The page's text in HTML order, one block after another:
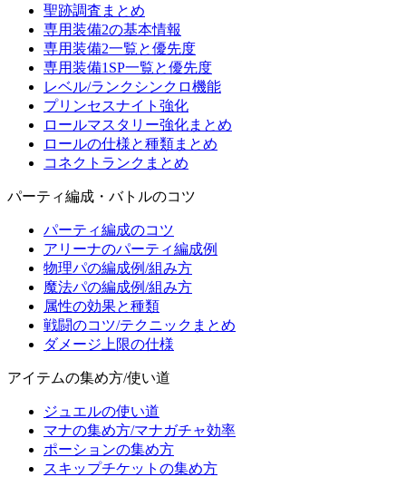
聖跡調査まとめ
専用装備2の基本情報
専用装備2一覧と優先度
専用装備1SP一覧と優先度
レベル/ランクシンクロ機能
プリンセスナイト強化
ロールマスタリー強化まとめ
ロールの仕様と種類まとめ
コネクトランクまとめ
パーティ編成・バトルのコツ
パーティ編成のコツ
アリーナのパーティ編成例
物理パの編成例/組み方
魔法パの編成例/組み方
属性の効果と種類
戦闘のコツ/テクニックまとめ
ダメージ上限の仕様
アイテムの集め方/使い道
ジュエルの使い道
マナの集め方/マナガチャ効率
ポーションの集め方
スキップチケットの集め方